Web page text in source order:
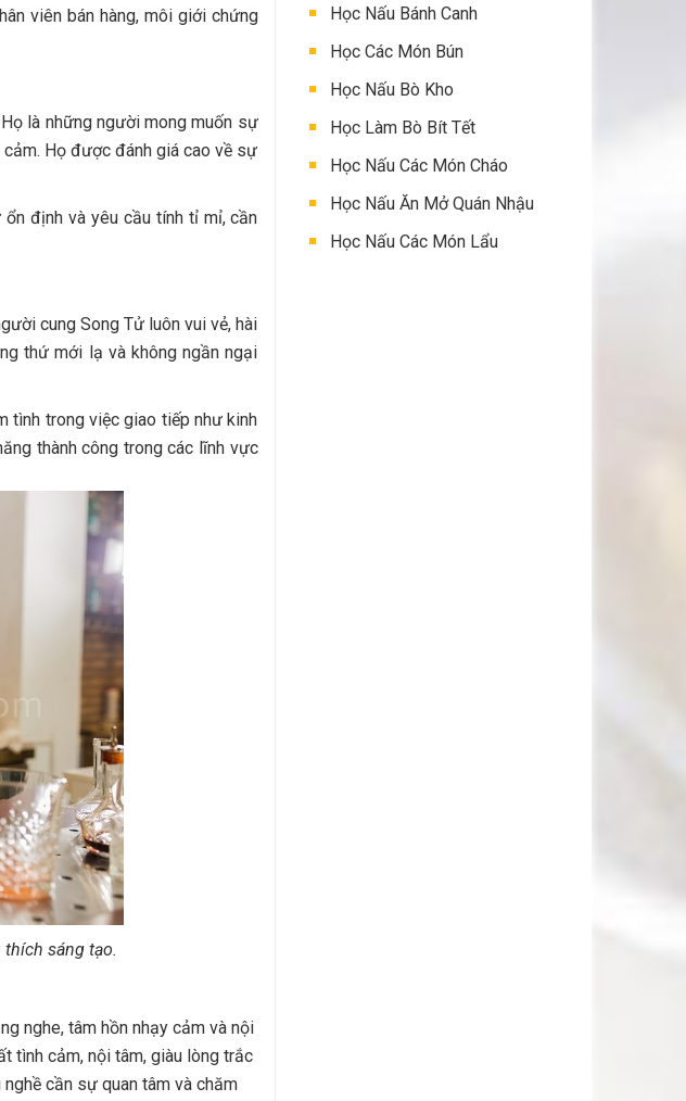
viên bán hàng, môi giới chứng
là những người mong muốn sự
Họ được đánh giá cao về sự
định và yêu cầu tính tỉ mỉ, cần
cung Song Tử luôn vui vẻ, hài
thứ mới lạ và không ngần ngại
tình trong việc giao tiếp như kinh
thành công trong các lĩnh vực
sáng tạo.
nghe, tâm hồn nhạy cảm và nội
tình cảm, nội tâm, giàu lòng trắc
cần sự quan tâm và chăm
Học Nấu Bánh Canh
Học Các Món Bún
Học Nấu Bò Kho
Học Làm Bò Bít Tết
Học Nấu Các Món Cháo
Học Nấu Ăn Mở Quán Nhậu
Học Nấu Các Món Lẩu